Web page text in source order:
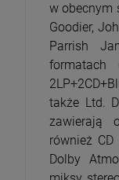
w obecnym
Goodier,
Parrish
formatach
także Ltd.
zawierają
również
Dolby